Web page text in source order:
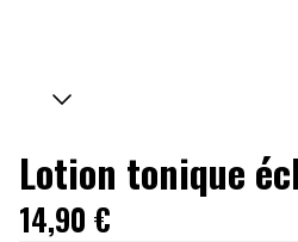
Lotion tonique
14,90 €